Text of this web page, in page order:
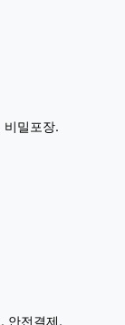
비밀포장.
안전결제.